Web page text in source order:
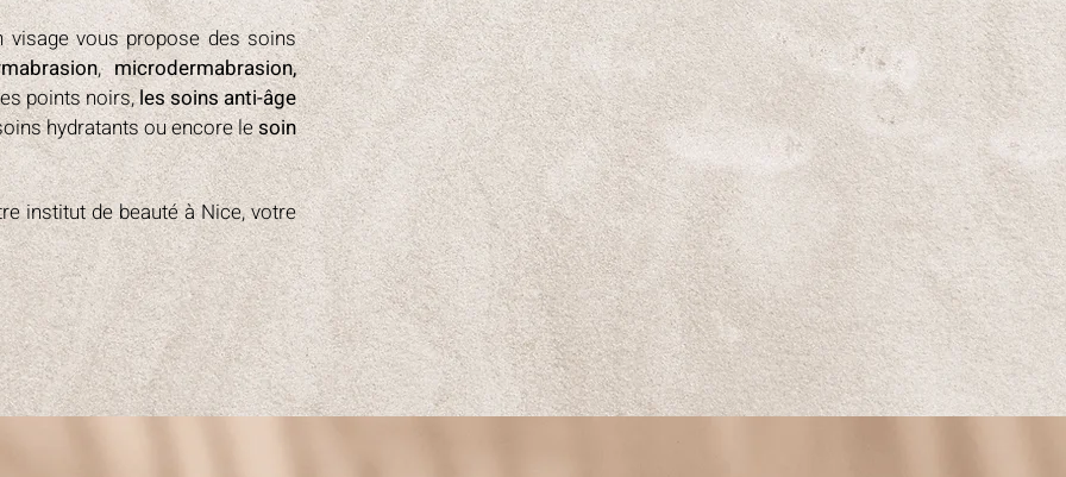
visage vous propose des soins
,microdermabrasion,
points noirs,les soins anti-âge
hydratants ou encore lesoin
institut de beauté à Nice, votre